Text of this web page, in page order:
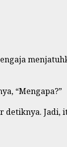
“Mengapa?”
Jadi,